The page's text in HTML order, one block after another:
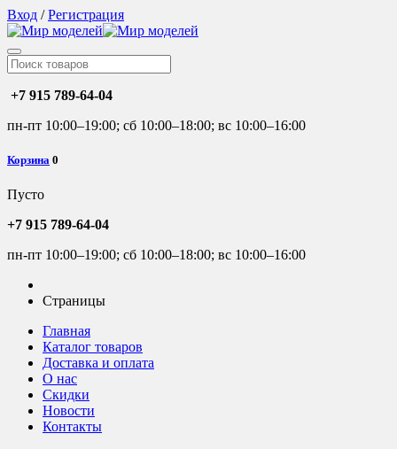
Вход /Регистрация
+7 915 789-64-04
пн-пт 10:00–19:00; сб 10:00–18:00; вс 10:00–16:00
Корзина 0
Пусто
+7 915 789-64-04
пн-пт 10:00–19:00; сб 10:00–18:00; вс 10:00–16:00
Страницы
Главная
Каталог товаров
Доставка и оплата
О нас
Скидки
Новости
Контакты